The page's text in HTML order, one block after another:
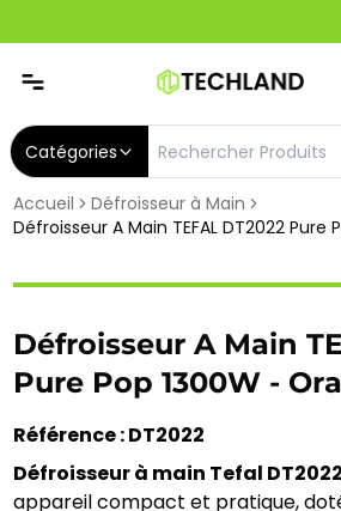
Catégories
Accueil
Défroisseur à Main
Défroisseur A Main TEFAL DT2022 Pure
Défroisseur A Main
Pure Pop 1300W -
Référence : DT2022
Défroisseur à main Tefal
appareil compact et pratique,